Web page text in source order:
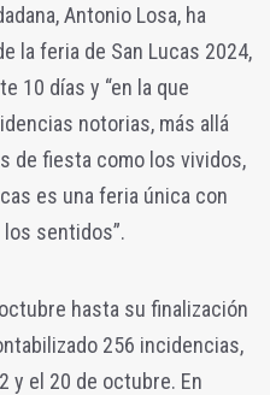
Antonio Losa, ha
la feria de San Lucas 2024,
10 días y “en la que
notorias, más allá
de fiesta como los vividos,
es una feria única con
sentidos”.
hasta su finalización
256 incidencias,
y el 20 de octubre. En